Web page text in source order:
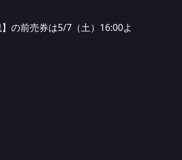
の前売券は5/7（土）16:00よ